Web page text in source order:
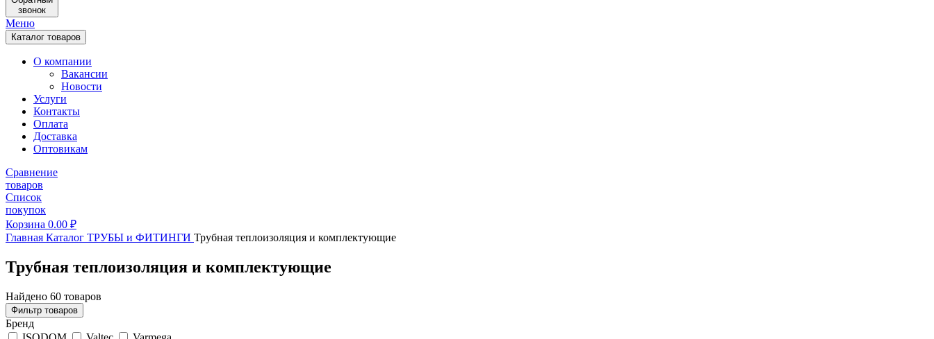
звонок
Меню
Каталог товаров
О компании
Вакансии
Новости
Услуги
Контакты
Оплата
Доставка
Оптовикам
Сравнение
товаров
Список
покупок
Корзина 0.00 ₽
Главная Каталог ТРУБЫ и ФИТИНГИ Трубная теплоизоляция и комплектующие
Трубная теплоизоляция и комплектующие
Найдено 60 товаров
Фильтр товаров
Бренд